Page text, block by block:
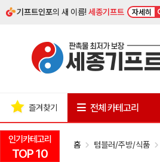
기프트인포의 새 이름!세종기프트 자세히
인기카테고리
TOP 10
즐겨찾기 전체 카테고리
홈 텀블러/주방/식품